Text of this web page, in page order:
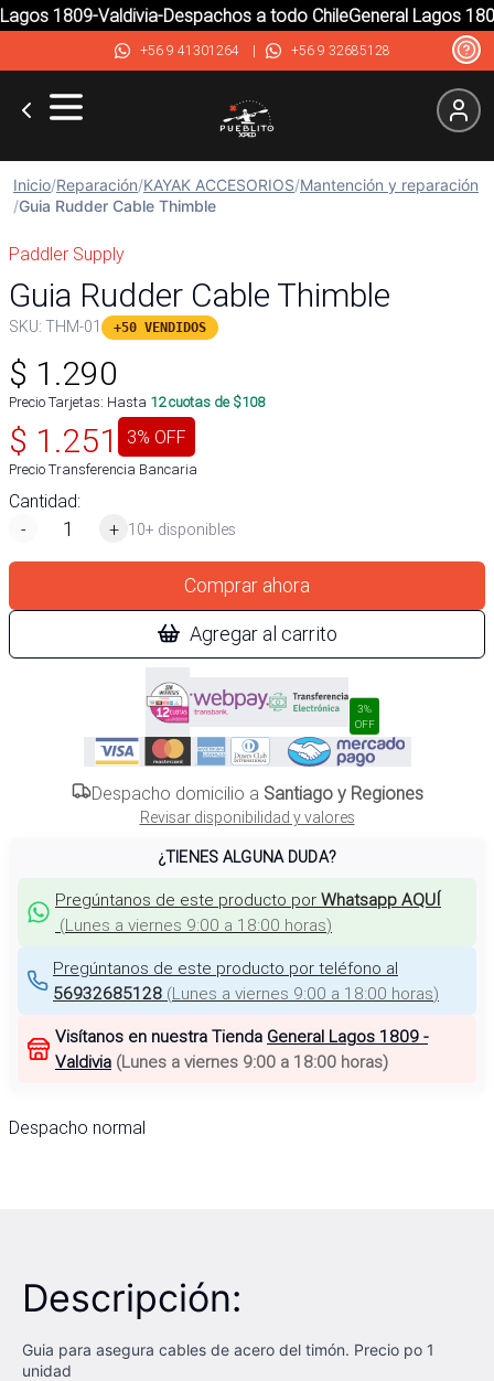
1809-Valdivia-Despachos a todo ChileGeneral Lagos
+56 9 41301264| +56 9 32685128
Inicio/Reparación/KAYAK ACCESORIOS/Mantención y reparación
/Guia Rudder Cable Thimble
Paddler Supply
Guia Rudder Cable Thimble
SKU: THM-01 +50 VENDIDOS
$ 1.290
Precio Tarjetas: Hasta 12cuotas de $108
$ 1.251 3% OFF
Precio Transferencia Bancaria
Cantidad:
-
+ 10+ disponibles
Comprar ahora
Agregar al carrito
3%
OFF
Despacho domicilio a Santiago y Regiones
Revisar disponibilidad y valores
¿TIENES ALGUNA DUDA?
Pregúntanos de este producto por Whatsapp AQUÍ
(Lunes a viernes 9:00 a 18:00 horas)
Pregúntanos de este producto por teléfono al
56932685128 (Lunes a viernes 9:00 a 18:00 horas)
Visítanos en nuestra Tienda General Lagos 1809 -
Valdivia (Lunes a viernes 9:00 a 18:00 horas)
Despacho normal
Descripción:
Guia para asegura cables de acero del timón. Precio po 1
unidad